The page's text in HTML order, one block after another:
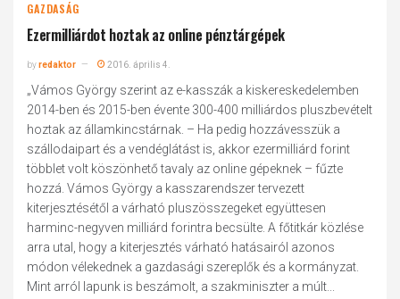
GAZDASÁG
Ezermilliárdot hoztak az online pénztárgépek
byredaktor 2016. április 4.
„Vámos György szerint az e-kasszák a kiskereskedelemben
2014-ben és 2015-ben évente 300-400 milliárdos pluszbevételt
hoztak az államkincstárnak. – Ha pedig hozzávesszük a
szállodaipart és a vendéglátást is, akkor ezermilliárd forint
többlet volt köszönhető tavaly az online gépeknek – fűzte
hozzá. Vámos György a kasszarendszer tervezett
kiterjesztésétől a várható pluszösszegeket együttesen
harminc-negyven milliárd forintra becsülte. A főtitkár közlése
arra utal, hogy a kiterjesztés várható hatásairól azonos
módon vélekednek a gazdasági szereplők és a kormányzat.
Mint arról lapunk is beszámolt, a szakminiszter a múlt...